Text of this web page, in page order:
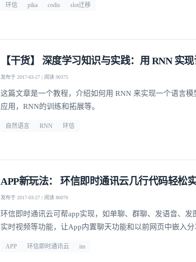
环信 pika codis slot迁移
【干货】 深度学习知识与实践：用 RNN 实
发布于 2017-03-27 | 阅读 90375
这篇文章是一个教程，介绍如何用 RNN 来实现一个语言
应用，RNN的训练和拓展等。
自然语言 RNN 环信
APP新玩法： 环信即时通讯云几行代码轻松
发布于 2017-03-27 | 阅读 86076
环信即时通讯云可帮app实现，如单聊、群聊、发语音、发
实时视频等功能，让App内置聊天功能和以前网页中嵌入分
APP 环信即时通讯云 im